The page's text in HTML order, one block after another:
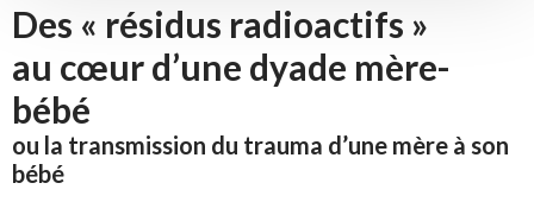
Des « résidus radioactifs »
au cœur d’une dyade mère-
bébé
ou la transmission du trauma d’une mère à son
bébé